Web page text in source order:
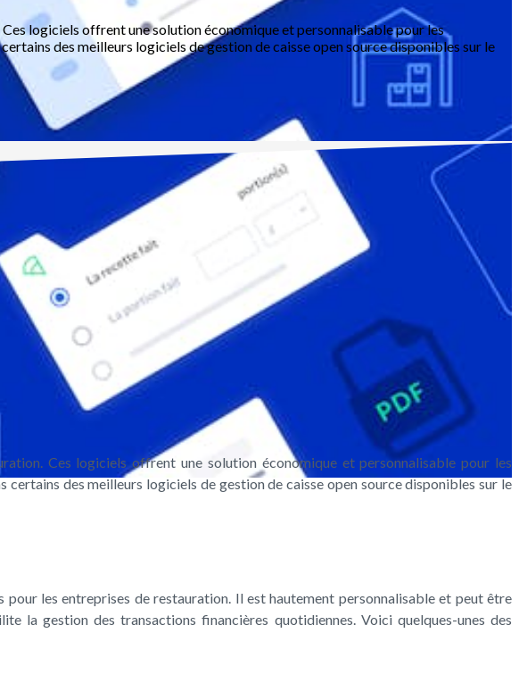
logiciels offrent une solution économique et personnalisable pour les
des meilleurs logiciels de gestion de caisse open source disponibles sur le
Ces logiciels offrent une solution économique et personnalisable pour les
des meilleurs logiciels de gestion de caisse open source disponibles sur le
les entreprises de restauration. Il est hautement personnalisable et peut être
la gestion des transactions financières quotidiennes. Voici quelques-unes des